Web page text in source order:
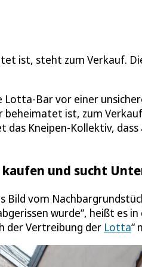
ist, steht zum Verkauf.
Bar vor einer
ist, zum
Kneipen-Kollektiv,
kaufen und sucht
Bild vom
wurde“, heißt es
der Vertreibung der Lotta“